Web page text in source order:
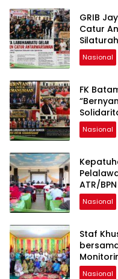
GRIB
Catur
Nasional
FK
Nasional
ATR/BPN
Nasional
Staf
Tanah
Nasional